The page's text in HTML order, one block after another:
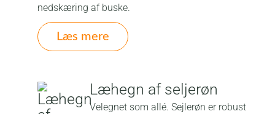
nedskæring af buske.
Læs mere
Læhegn af seljerøn
Velegnet som allé. Sejlerøn er robust